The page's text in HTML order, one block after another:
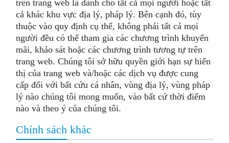
trên trang web là dành cho tất cả mọi người hoặc tất
cả khác khu vực địa lý, pháp lý. Bên cạnh đó, tùy
thuộc vào quy định cụ thể, không phải tất cả mọi
người đều có thể tham gia các chương trình khuyến
mãi, khảo sát hoặc các chương trình tương tự trên
trang web. Chúng tôi sở hữu quyền giới hạn sự hiển
thị của trang web và/hoặc các dịch vụ được cung
cấp đối với bất cứu cá nhân, vùng địa lý, vùng pháp
lý nào chúng tôi mong muốn, vào bất cứ thời điểm
nào và theo ý của chúng tôi.
Chính sách khác